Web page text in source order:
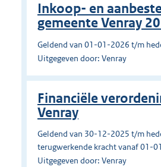
Inkoop- en
gemeente Venray
Geldend van 01-01-2026 t/m
Uitgegeven door: Venray
Financiële
Venray
Geldend van 30-12-2025 t/m
terugwerkende kracht vanaf 01-
Uitgegeven door: Venray